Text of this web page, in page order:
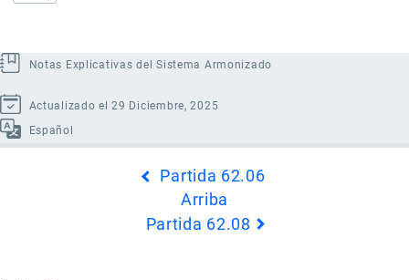
Notas Explicativas del Sistema Armonizado
Actualizado el 29 Diciembre, 2025
Español
Partida 62.06
Arriba
Partida 62.08